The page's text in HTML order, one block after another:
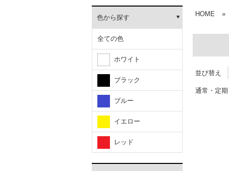
色から探す
全ての色
ホワイト
ブラック
ブルー
イエロー
レッド
HOME »
並び替え
通常・定期